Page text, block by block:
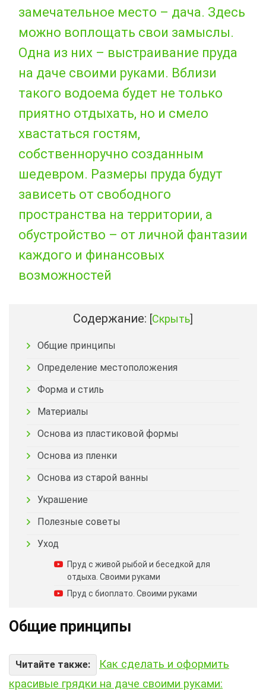
замечательное место – дача. Здесь
можно воплощать свои замыслы.
Одна из них – выстраивание пруда
на даче своими руками. Вблизи
такого водоема будет не только
приятно отдыхать, но и смело
хвастаться гостям,
собственноручно созданным
шедевром. Размеры пруда будут
зависеть от свободного
пространства на территории, а
обустройство – от личной фантазии
каждого и финансовых
возможностей
Содержание: [Скрыть]
Общие принципы
Определение местоположения
Форма и стиль
Материалы
Основа из пластиковой формы
Основа из пленки
Основа из старой ванны
Украшение
Полезные советы
Уход
Пруд с живой рыбой и беседкой для
отдыха. Своими руками
Пруд с биоплато. Своими руками
Общие принципы
Читайте также:
Как сделать и оформить
красивые грядки на даче своими руками: